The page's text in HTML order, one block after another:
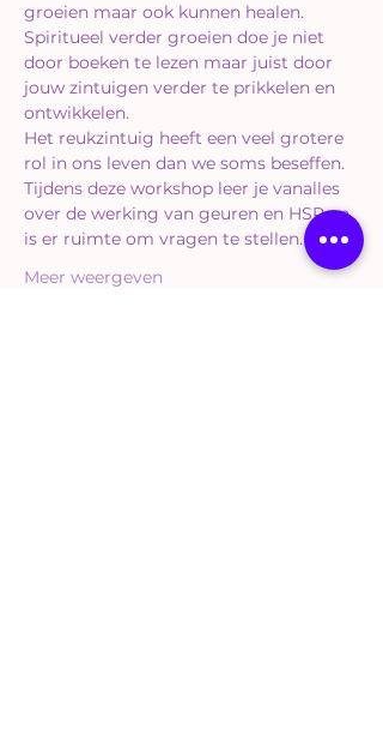
groeien maar ook kunnen healen.
Spiritueel verder groeien doe je niet
door boeken te lezen maar juist door
jouw zintuigen verder te prikkelen en
ontwikkelen.
Het reukzintuig heeft een veel grotere
rol in ons leven dan we soms beseffen.
Tijdens deze workshop leer je vanalles
over de werking van geuren en HSP en
is er ruimte om vragen te stellen.
Meer weergeven